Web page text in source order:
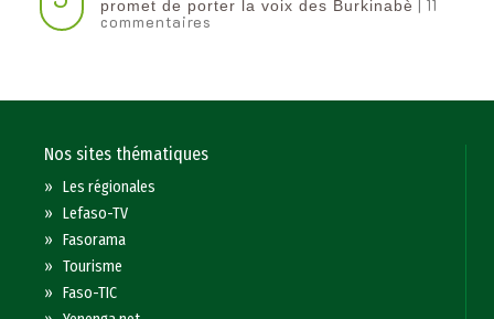
promet de porter la voix des Burkinabè | 11
commentaires
Nos sites thématiques
»Les régionales
»Lefaso-TV
»Fasorama
»Tourisme
»Faso-TIC